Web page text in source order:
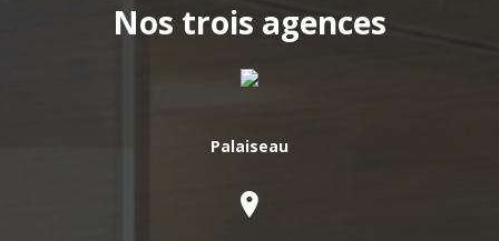
Nos trois agences
Palaiseau